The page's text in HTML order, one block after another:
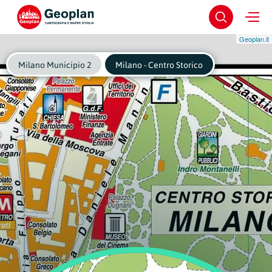
Geoplan.it
Milano Municipio 2 Milano - Centro Storico